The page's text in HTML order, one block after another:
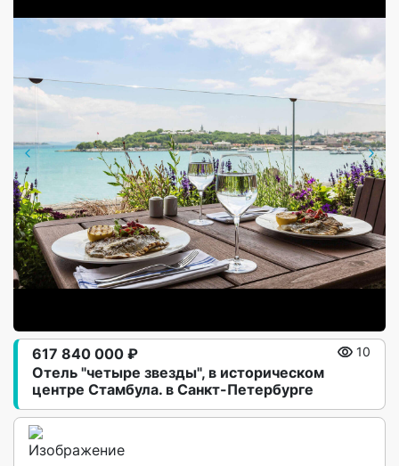
Отель "четыре звезды", в историческом
центре Стамбула. в Санкт-Петербурге
617 840 000 ₽ 10